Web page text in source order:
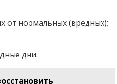
от нормальных (вредных);
дни.